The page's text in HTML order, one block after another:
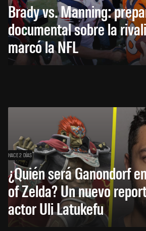
Brady vs. Manning:
documental sobre la
marcó la NFL
HACE 2 DÍAS
¿Quién será Ganondorf
of Zelda? Un nuevo
actor Uli Latukefu